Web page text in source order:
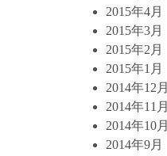
2015年4月
2015年3月
2015年2月
2015年1月
2014年12月
2014年11月
2014年10月
2014年9月